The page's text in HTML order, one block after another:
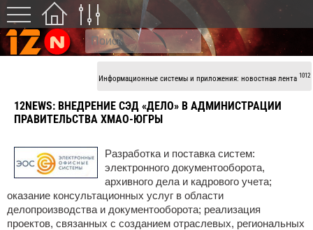
Информационные системы и приложения: новостная лента 1012
12NEWS: ВНЕДРЕНИЕ СЭД «ДЕЛО» В АДМИНИСТРАЦИИ
ПРАВИТЕЛЬСТВА ХМАО-ЮГРЫ
Разработка и поставка систем:
электронного документооборота,
архивного дела и кадрового учета;
оказание консультационных услуг в области
делопроизводства и документооборота; реализация
проектов, связанных с созданием отраслевых, региональных